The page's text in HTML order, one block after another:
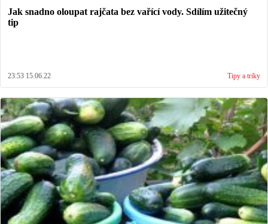
Jak snadno oloupat rajčata bez vařící vody. Sdílím užitečný
tip
23:53 15.06.22 Tipy a triky